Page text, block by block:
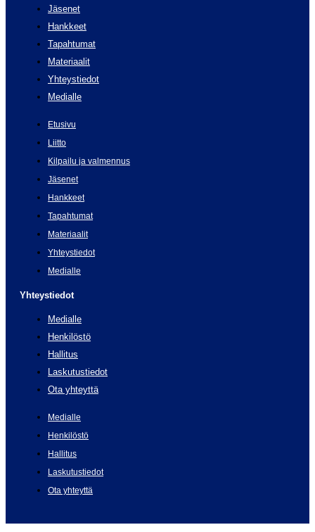
Jäsenet
Hankkeet
Tapahtumat
Materiaalit
Yhteystiedot
Medialle
Etusivu
Liitto
Kilpailu ja valmennus
Jäsenet
Hankkeet
Tapahtumat
Materiaalit
Yhteystiedot
Medialle
Yhteystiedot
Medialle
Henkilöstö
Hallitus
Laskutustiedot
Ota yhteyttä
Medialle
Henkilöstö
Hallitus
Laskutustiedot
Ota yhteyttä